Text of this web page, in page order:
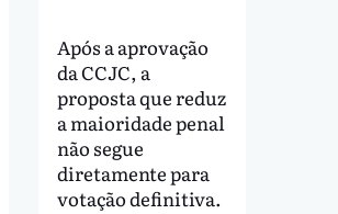
Após a aprovação
da CCJC, a
proposta que reduz
a maioridade penal
não segue
diretamente para
votação definitiva.